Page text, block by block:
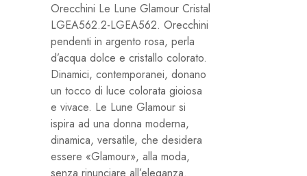
Orecchini Le Lune Glamour Cristal
LGEA562.2-LGEA562. Orecchini
pendenti in argento rosa, perla
d’acqua dolce e cristallo colorato.
Dinamici, contemporanei, donano
un tocco di luce colorata gioiosa
e vivace. Le Lune Glamour si
ispira ad una donna moderna,
dinamica, versatile, che desidera
essere «Glamour», alla moda,